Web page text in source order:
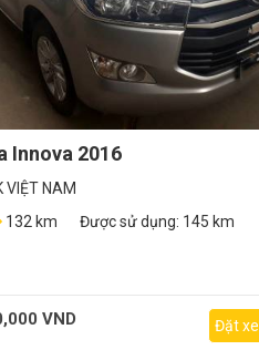
Innova 2016
VIỆT NAM
132 km Được sử dụng: 145 km
VND Đặt xe